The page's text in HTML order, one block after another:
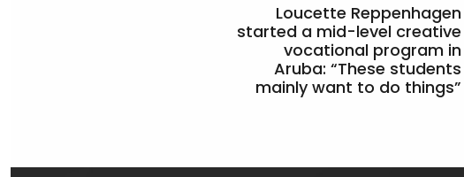
Loucette Reppenhagen
started a mid-level creative
vocational program in
Aruba: “These students
mainly want to do things”